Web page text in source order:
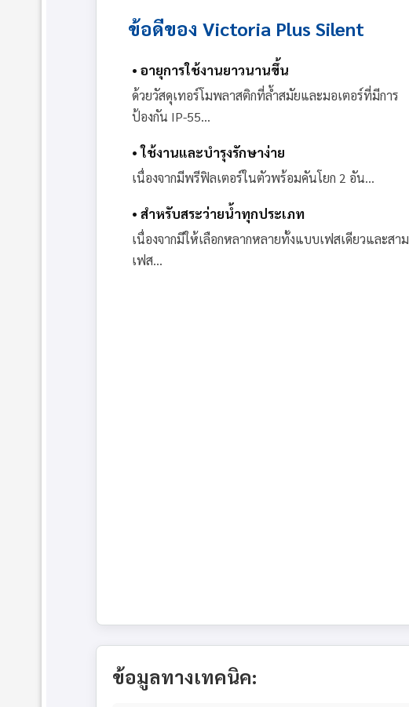
ข้อดีของ Victoria Plus Silent
• อายุการใช้งานยาวนานขึ้น
ด้วยวัสดุเทอร์โมพลาสติกที่ล้ำสมัยและมอเตอร์ที่มีการ
ป้องกัน IP-55...
• ใช้งานและบำรุงรักษาง่าย
เนื่องจากมีพรีฟิลเตอร์ในตัวพร้อมคันโยก 2 อัน...
• สำหรับสระว่ายน้ำทุกประเภท
เนื่องจากมีให้เลือกหลากหลายทั้งแบบเฟสเดียวและสาม
เฟส...
ข้อมูลทางเทคนิค: